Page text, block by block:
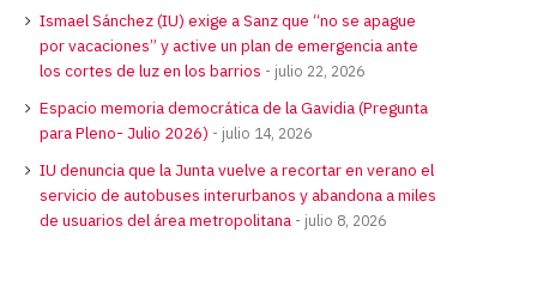
Ismael Sánchez (IU) exige a Sanz que “no se apague
por vacaciones” y active un plan de emergencia ante
los cortes de luz en los barrios
julio 22, 2026
Espacio memoria democrática de la Gavidia (Pregunta
para Pleno- Julio 2026)
julio 14, 2026
IU denuncia que la Junta vuelve a recortar en verano el
servicio de autobuses interurbanos y abandona a miles
de usuarios del área metropolitana
julio 8, 2026